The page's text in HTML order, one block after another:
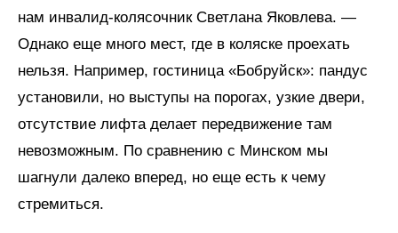
нам инвалид-колясочник Светлана Яковлева. —
Однако еще много мест, где в коляске проехать
нельзя. Например, гостиница «Бобруйск»: пандус
установили, но выступы на порогах, узкие двери,
отсутствие лифта делает передвижение там
невозможным. По сравнению с Минском мы
шагнули далеко вперед, но еще есть к чему
стремиться.